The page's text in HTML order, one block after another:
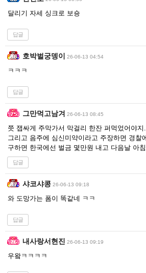
달리기 자세 싱크로 보숑
답글
호박벌궁뎅이 26-06-13 04:54
ㅋㅋㅋ
답글
그만먹고남겨 26-06-13 08:45
쯧 잽싸게 주막가서 막걸리 한잔 퍼먹었어야지...
그리고 음주에 심신미약이라고 주장하면 경찰
구하면 한국에선 벌금 몇만원 내고 다음날 아
답글
샤코샤콩 26-06-13 09:18
와 도망가는 폼이 똑같네 ㅋㅋ
답글
내사랑서현진 26-06-13 09:19
우왘ㅋㅋㅋㅋ